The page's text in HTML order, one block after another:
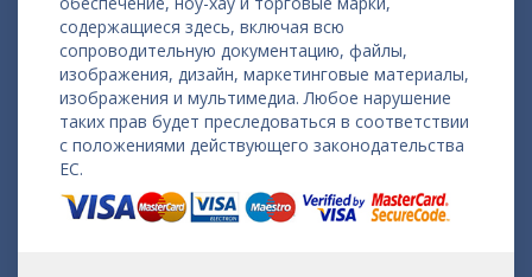
содержащиеся здесь, включая всю
сопроводительную документацию, файлы,
изображения, дизайн, маркетинговые материалы,
изображения и мультимедиа. Любое нарушение
таких прав будет преследоваться в соответствии
с положениями действующего законодательства
ЕС.